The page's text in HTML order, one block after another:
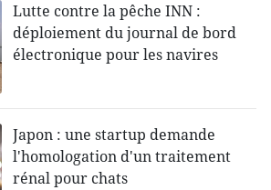
Lutte contre la pêche INN :
déploiement du journal de bord
électronique pour les navires
Japon : une startup demande
l'homologation d'un traitement
rénal pour chats